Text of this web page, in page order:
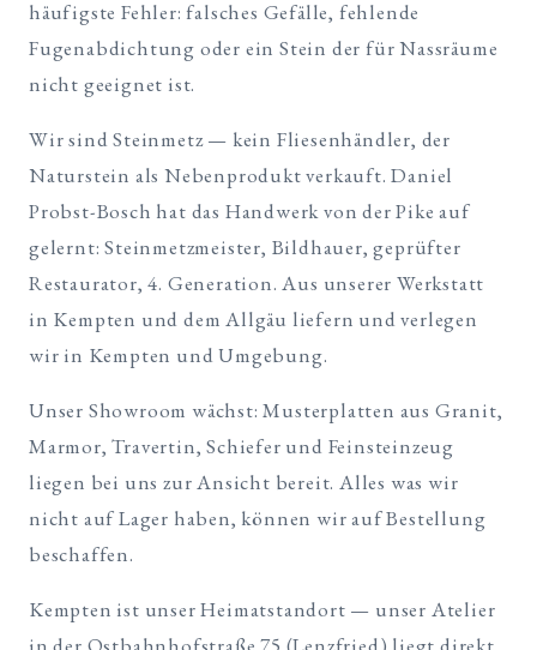
häufigste Fehler: falsches Gefälle, fehlende
Fugenabdichtung oder ein Stein der für Nassräume
nicht geeignet ist.
Wir sind Steinmetz — kein Fliesenhändler, der
Naturstein als Nebenprodukt verkauft. Daniel
Probst-Bosch hat das Handwerk von der Pike auf
gelernt: Steinmetzmeister, Bildhauer, geprüfter
Restaurator, 4. Generation. Aus unserer Werkstatt
in Kempten und dem Allgäu liefern und verlegen
wir in Kempten und Umgebung.
Unser Showroom wächst: Musterplatten aus Granit,
Marmor, Travertin, Schiefer und Feinsteinzeug
liegen bei uns zur Ansicht bereit. Alles was wir
nicht auf Lager haben, können wir auf Bestellung
beschaffen.
Kempten ist unser Heimatstandort — unser Atelier